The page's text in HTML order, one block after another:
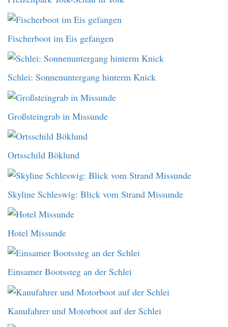
Fischerboot im Eis gefangen
Schlei: Sonnenuntergang hinterm Knick
Großsteingrab in Missunde
Ortsschild Böklund
Skyline Schleswig: Blick vom Strand Missunde
Hotel Missunde
Einsamer Bootssteg an der Schlei
Kanufahrer und Motorboot auf der Schlei